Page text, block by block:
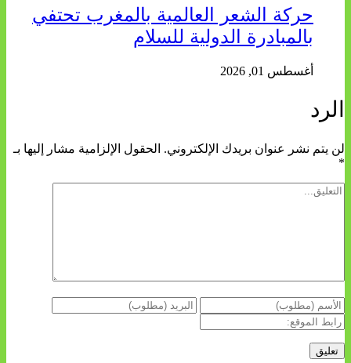
حركة الشعر العالمية بالمغرب تحتفي
بالمبادرة الدولية للسلام
أغسطس 01, 2026
الرد
لن يتم نشر عنوان بريدك الإلكتروني. الحقول الإلزامية مشار إليها بـ
*